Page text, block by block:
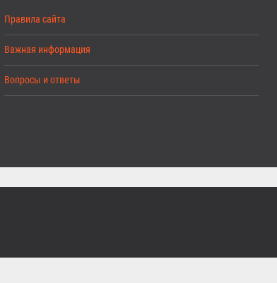
Правила сайта
Важная информация
Вопросы и ответы